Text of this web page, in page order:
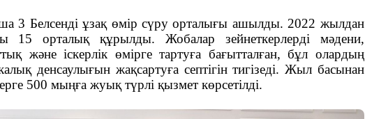
3 Белсенді ұзақ өмір сүру орталығы ашылды. 2022 жылдан
15 орталық құрылды. Жобалар зейнеткерлерді мәдени,
және іскерлік өмірге тартуға бағытталған, бұл олардың
денсаулығын жақсартуға септігін тигізеді. Жыл басынан
500 мыңға жуық түрлі қызмет көрсетілді.